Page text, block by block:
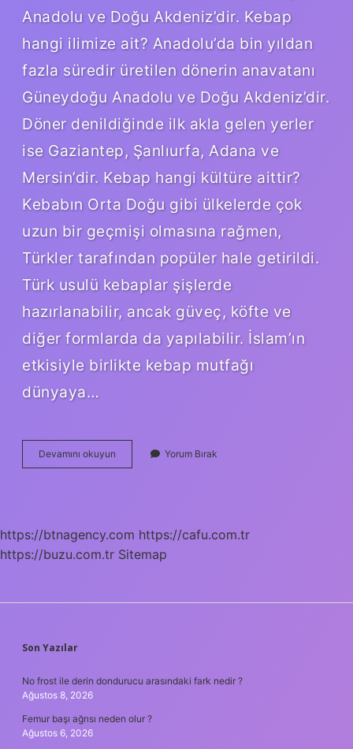
Anadolu ve Doğu Akdeniz’dir. Kebap
hangi ilimize ait? Anadolu’da bin yıldan
fazla süredir üretilen dönerin anavatanı
Güneydoğu Anadolu ve Doğu Akdeniz’dir.
Döner denildiğinde ilk akla gelen yerler
ise Gaziantep, Şanlıurfa, Adana ve
Mersin’dir. Kebap hangi kültüre aittir?
Kebabın Orta Doğu gibi ülkelerde çok
uzun bir geçmişi olmasına rağmen,
Türkler tarafından popüler hale getirildi.
Türk usulü kebaplar şişlerde
hazırlanabilir, ancak güveç, köfte ve
diğer formlarda da yapılabilir. İslam’ın
etkisiyle birlikte kebap mutfağı
dünyaya…
Devamını okuyun
Ilk
Yorum Bırak
https://btnagency.com https://cafu.com.tr
https://buzu.com.tr Sitemap
SIDEBAR
Son Yazılar
No frost ile derin dondurucu arasındaki fark nedir ?
Ağustos 8, 2026
Femur başı ağrısı neden olur ?
Ağustos 6, 2026